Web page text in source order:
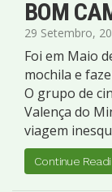
BOM
29 Setembro,
Foi em Maio
mochila e
O grupo de
Valença do
viagem
Continue